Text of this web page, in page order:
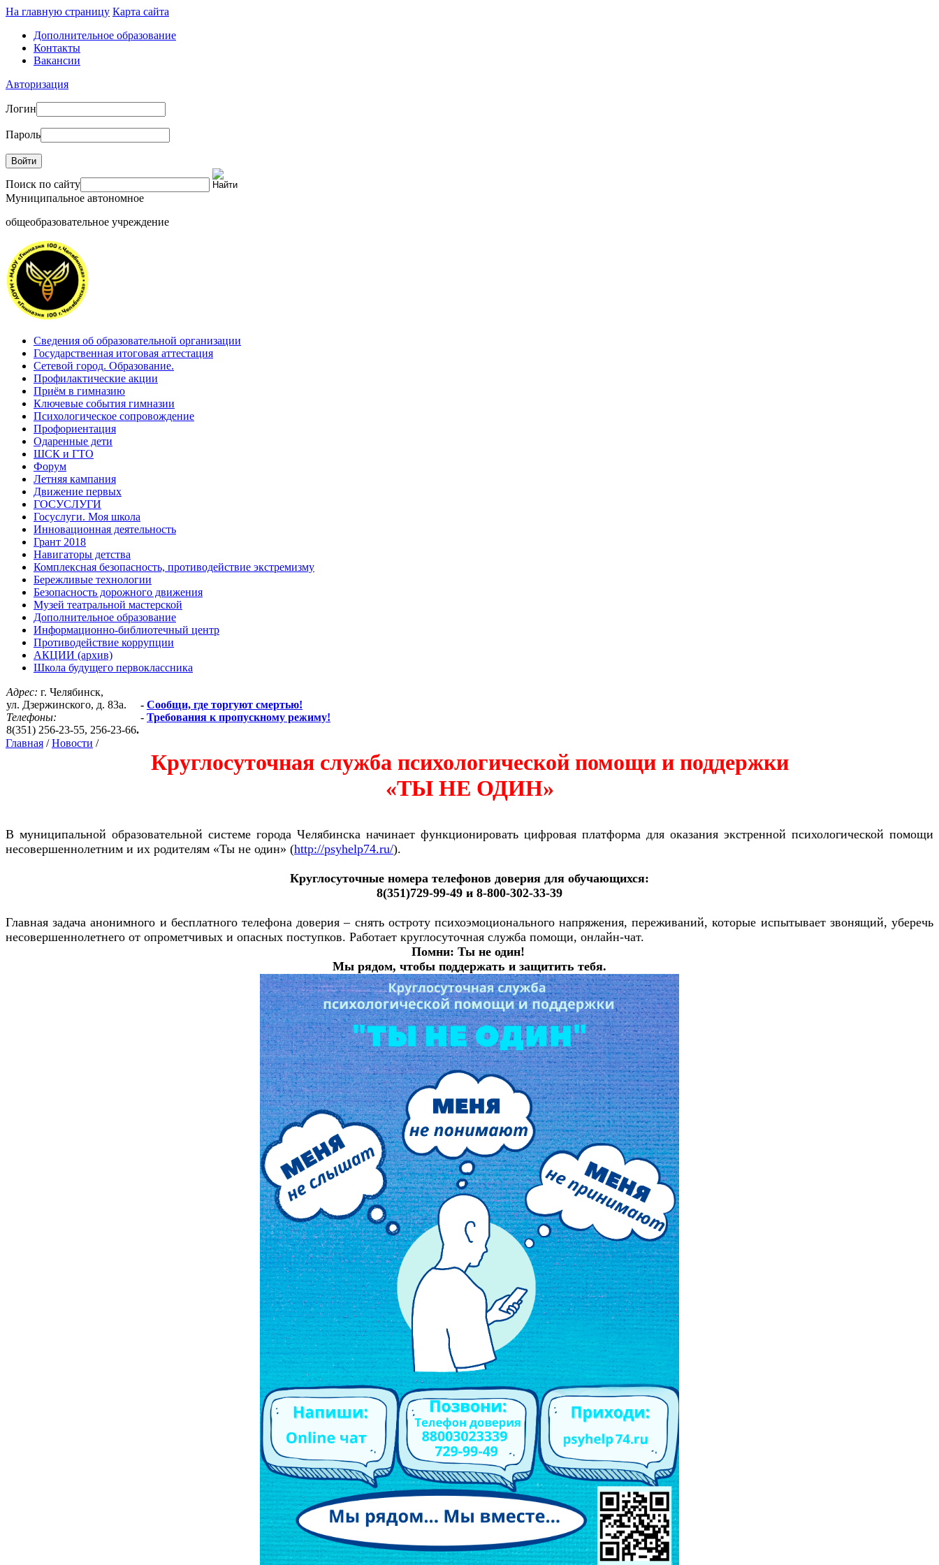
На главную страницу Карта сайта
Дополнительное образование
Контакты
Вакансии
Авторизация
Логин
Пароль
Войти
Поиск по сайту
Муниципальное автономное
общеобразовательное учреждение
Сведения об образовательной организации
Государственная итоговая аттестация
Сетевой город. Образование.
Профилактические акции
Приём в гимназию
Ключевые события гимназии
Психологическое сопровождение
Профориентация
Одаренные дети
ШСК и ГТО
Форум
Летняя кампания
Движение первых
ГОСУСЛУГИ
Госуслуги. Моя школа
Инновационная деятельность
Грант 2018
Навигаторы детства
Комплексная безопасность, противодействие экстремизму
Бережливые технологии
Безопасность дорожного движения
Музей театральной мастерской
Дополнительное образование
Информационно-библиотечный центр
Противодействие коррупции
АКЦИИ (архив)
Школа будущего первоклассника
Адрес: г. Челябинск,
ул. Дзержинского, д. 83а.
Телефоны:
8(351) 256-23-55, 256-23-66.
- Сообщи, где торгуют смертью!
- Требования к пропускному режиму!
Главная /Новости /
Круглосуточная служба психологической помощи и поддержки
«ТЫ НЕ ОДИН»
В муниципальной образовательной системе города Челябинска начинает функционировать цифровая платформа для оказания экстренной психологической помощи
несовершеннолетним и их родителям «Ты не один» (http://psyhelp74.ru/).
Круглосуточные номера телефонов доверия для обучающихся:
8(351)729-99-49 и 8-800-302-33-39
Главная задача анонимного и бесплатного телефона доверия – снять остроту психоэмоционального напряжения, переживаний, которые испытывает звонящий, уберечь
несовершеннолетнего от опрометчивых и опасных поступков. Работает круглосуточная служба помощи, онлайн-чат.
Помни: Ты не один!
Мы рядом, чтобы поддержать и защитить тебя.